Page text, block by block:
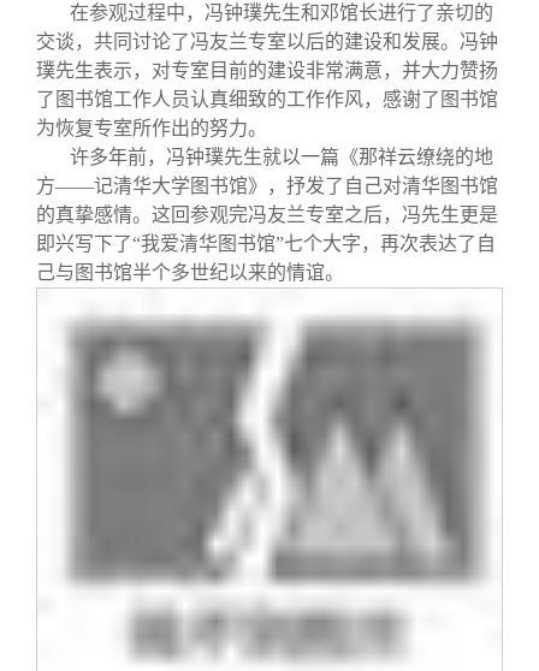
在参观过程中，冯钟璞先生和邓馆长进行了亲切的
交谈，共同讨论了冯友兰专室以后的建设和发展。冯钟
璞先生表示，对专室目前的建设非常满意，并大力赞扬
了图书馆工作人员认真细致的工作作风，感谢了图书馆
为恢复专室所作出的努力。
许多年前，冯钟璞先生就以一篇《那祥云缭绕的地
方——记清华大学图书馆》，抒发了自己对清华图书馆
的真挚感情。这回参观完冯友兰专室之后，冯先生更是
即兴写下了“我爱清华图书馆”七个大字，再次表达了自
己与图书馆半个多世纪以来的情谊。